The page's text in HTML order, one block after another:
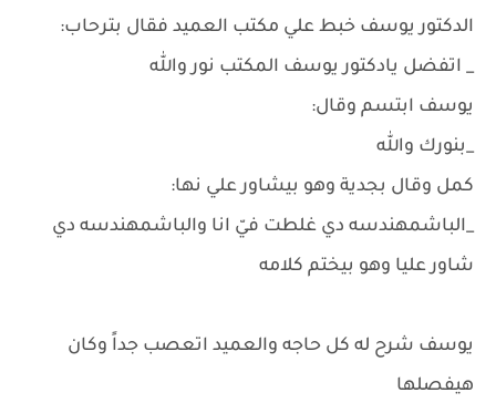
الدكتور يوسف خبط علي مكتب العميد فقال بترحاب:
_ اتفضل يادكتور يوسف المكتب نور والله
يوسف ابتسم وقال:
_بنورك والله
كمل وقال بجدية وهو بيشاور علي نها:
_الباشمهندسه دي غلطت فيّ انا والباشمهندسه دي
شاور عليا وهو بيختم كلامه
يوسف شرح له كل حاجه والعميد اتعصب جداً وكان
هيفصلها